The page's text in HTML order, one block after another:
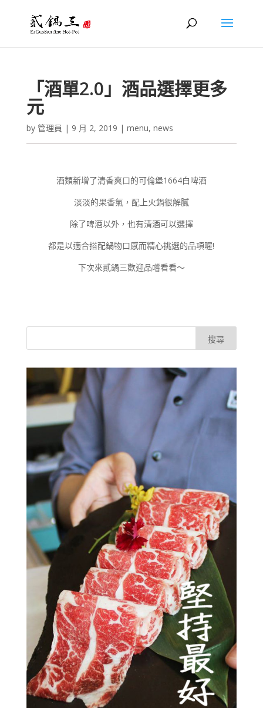
「酒單2.0」酒品選擇更多
元
by 管理員 | 9 月 2, 2019 | menu, news
酒類新增了清香爽口的可倫堡1664白啤酒
淡淡的果香氣，配上火鍋很解膩
除了啤酒以外，也有清酒可以選擇
都是以適合搭配鍋物口感而精心挑選的品項喔!
下次來貳鍋三歡迎品嚐看看～